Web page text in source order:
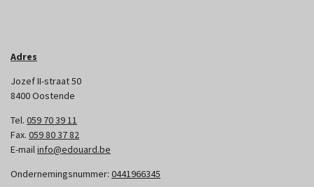
Adres
Jozef II-straat 50
8400 Oostende
Tel. 059 70 39 11
Fax. 059 80 37 82
E-mailinfo@edouard.be
Ondernemingsnummer: 0441966345